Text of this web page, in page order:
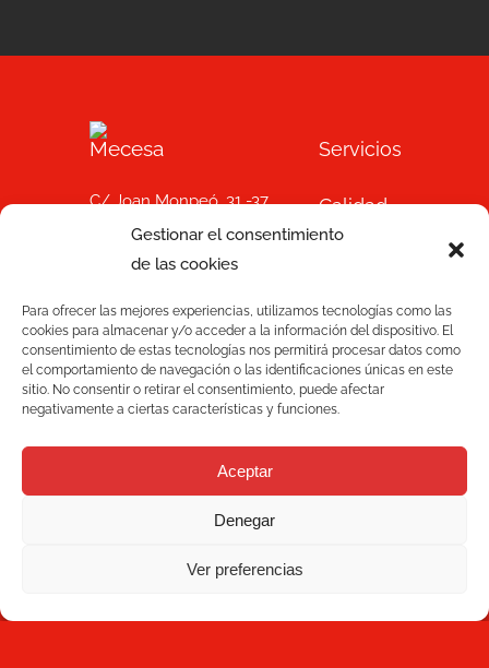
Gestionar el consentimiento
de las cookies
Para ofrecer las mejores experiencias, utilizamos tecnologías como las
cookies para almacenar y/o acceder a la información del dispositivo. El
consentimiento de estas tecnologías nos permitirá procesar datos como
el comportamiento de navegación o las identificaciones únicas en este
sitio. No consentir o retirar el consentimiento, puede afectar
negativamente a ciertas características y funciones.
Aceptar
Denegar
Ver preferencias
C/ Joan Monpeó, 31 -37
08223 Terrassa
Barcelona, España
mecesa@mecesa.com
Servicios
Calidad
Blog
Mecesa
NEWSLETTER